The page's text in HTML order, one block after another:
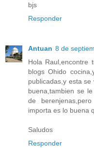
bjs
Responder
Antuan 8 de
Hola Raul,encontre
blogs Ohido
publicadas,y esta
buena,tambien se
de
importa es lo buena
Saludos
Responder